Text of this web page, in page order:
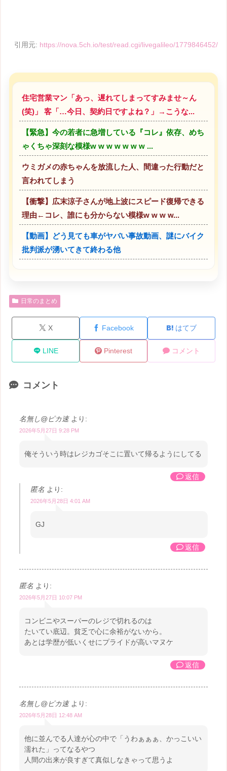
引用元: https://nova.5ch.io/test/read.cgi/livegalileo/1779846452/
住宅営業マン「あっ、遅れてしまってすみませ～ん
(笑)」 客「…今日、契約日ですよね？」→こうな...
【緊急】今の若者に急増している『コレ』依存、めち
ゃくちゃ深刻な模様w w w w w w w ...
ウミガメの赤ちゃんを放流した人、間違った行動だと
言われてしまう
【衝撃】広末涼子さんが地上波にスピード復帰できる
理由←コレ、誰にも分からない模様w w w w...
【動画】どう見ても車がヤバい事故動画、謎にバイク
批判派が湧いてきて終わる他
日常のまとめ
X Facebook はてブ
LINE Pinterest コメント
コメント
名無し@ピカ速 より:
2026年5月27日 9:28 PM
俺そういう時はレジカゴそこに置いて帰るようにしてる
返信
匿名 より:
2026年5月28日 4:01 AM
GJ
返信
匿名 より:
2026年5月27日 10:07 PM
コンビニやスーパーのレジで切れるのは
たいてい底辺。貧乏で心に余裕がないから。
あとは学歴が低いくせにプライドが高いマヌケ
返信
名無し@ピカ速 より:
2026年5月28日 12:48 AM
他に並んでる人達が心の中で「うわぁぁぁ、かっこいい
濡れた」ってなるやつ
人間の出来が良すぎて真似しなきゃって思うよ